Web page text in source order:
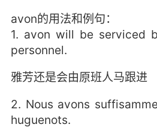
avon的用法和例句：
1. avon will be serviced
personnel.
雅芳还是会由原班人马跟进
2. Nous avons
huguenots.